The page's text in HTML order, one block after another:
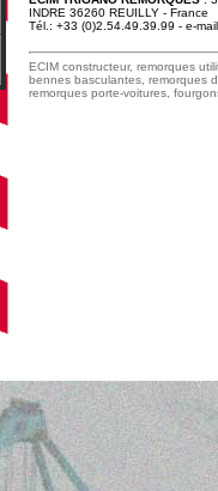
INDRE 36260 REUILLY - France
Tél.: +33 (0)2.54.49.39.99 - e-
ECIM constructeur, remorques
bennes basculantes, remorques
remorques porte-voitures,